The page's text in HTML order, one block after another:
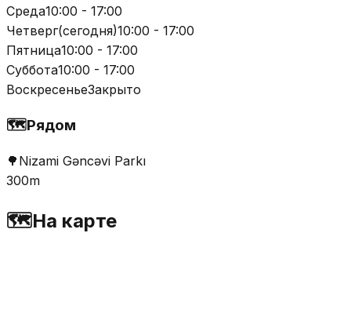
Среда10:00 - 17:00
Четверг(сегодня)10:00 - 17:00
Пятница10:00 - 17:00
Суббота10:00 - 17:00
ВоскресеньеЗакрыто
🗺️Рядом
🌳 Nizami Gəncəvi Parkı
300m
🗺️На карте